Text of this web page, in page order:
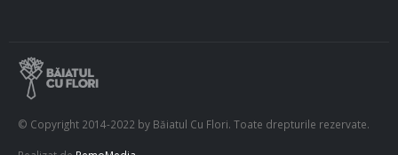
© Copyright 2014-2022 by Băiatul Cu Flori. Toate drepturile rezervate.